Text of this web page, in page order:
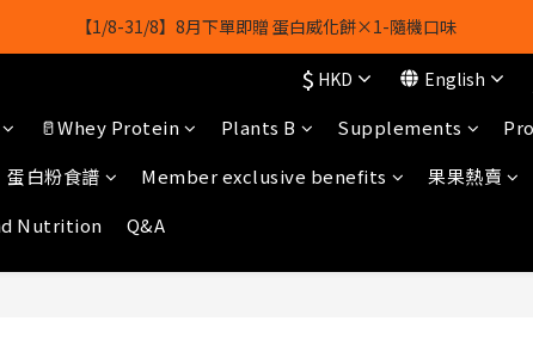
【1/8-31/8】8月下單即贈 蛋白威化餅×1-隨機口味
【1/8-31/8】8月下單即贈 蛋白威化餅×1-隨機口味
結帳輸入[gopowerhk]，可享全單*95折*，可與活動折扣疊加。
[新會員優惠]新會員註冊即送$20購物金
【1/8-31/8】8月下單即贈 蛋白威化餅×1-隨機口味
$ HKD English
🥛Whey Protein Plants B Supplements
蛋白粉食譜 Member exclusive benefits 果果熱賣
Nutrition
Q&A